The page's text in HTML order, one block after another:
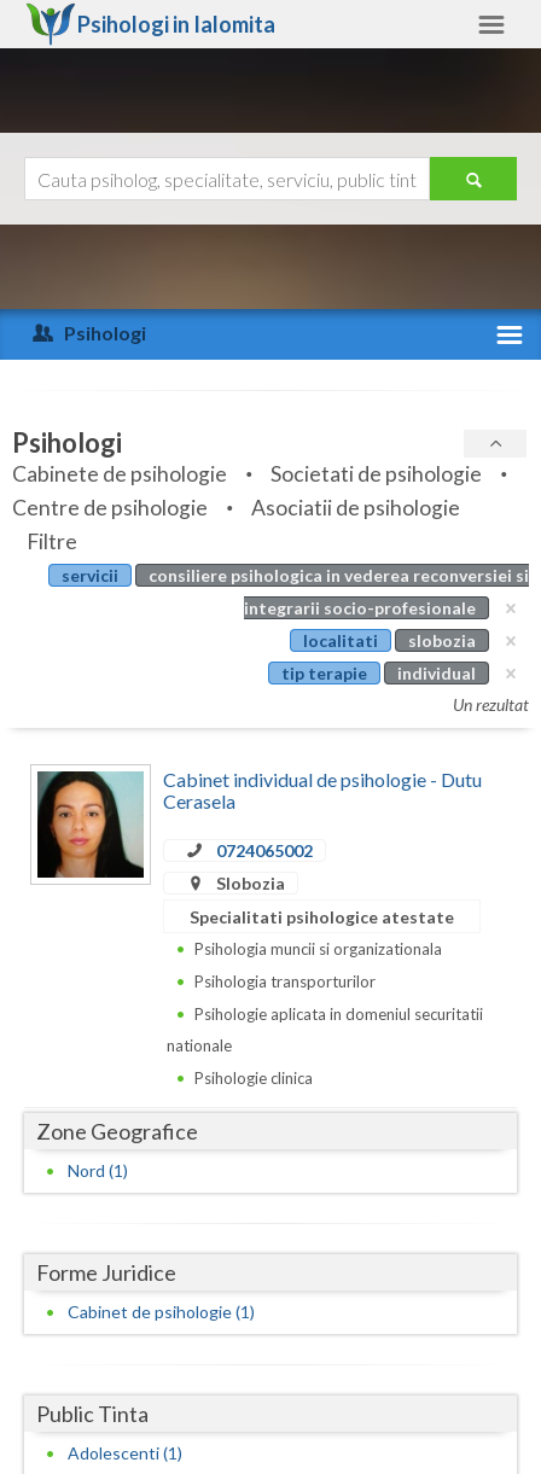
Psihologi in Ialomita
Arad
Arges
Bihor
Bistrita-Nasaud
Botosani
Calarasi
Caras-Severin
Galati
Giurgiu
Harghita
Iasi
Ajutor
Psihologi
Specialitati
Servicii
Articole
Evenimente
Psihologi
Cabinete de psihologie
Societati de psihologie
Centre de psihologie
Asociatii de psihologie
Filtre
servicii
consiliere psihologica in vederea reconversiei si
integrarii socio-profesionale
localitati
slobozia
tip terapie
individual
Un rezultat
Cabinet individual de psihologie - Dutu
Cerasela
0724065002
Slobozia
Specialitati psihologice atestate
Psihologia muncii si organizationala
Psihologia transporturilor
Psihologie aplicata in domeniul securitatii
nationale
Psihologie clinica
Zone Geografice
Nord (1)
Forme Juridice
Cabinet de psihologie (1)
Public Tinta
Adolescenti (1)